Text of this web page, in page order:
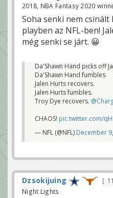
2018, NBA Fantasy 2020
Soha senki nem
playben az NFL-ben!
még senki se járt. 😀
Da'Shawn Hand picks off
Da'Shawn Hand fumbles.
Jalen Hurts recovers.
Jalen Hurts fumbles.
Troy Dye recovers.
CHAOS! pic.twitter.com/
— NFL (@NFL)December
Dzsokijuing
Night Lights